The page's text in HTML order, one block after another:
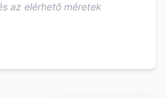
az elérhető méretek